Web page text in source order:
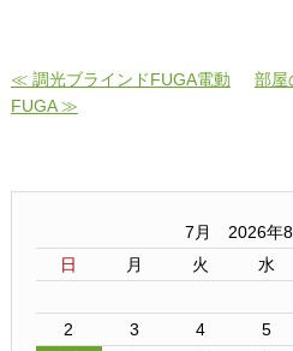
≪ 調光ブラインドFUGA電動
部屋
FUGA ≫
7月 2026年
日
月 火 水
2
3 4 5